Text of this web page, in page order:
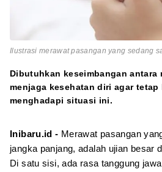
Ilustrasi merawat pasangan yang sedang
Dibutuhkan keseimbangan antara
menjaga kesehatan diri agar tetap
menghadapi situasi ini.
Inibaru.id - Merawat pasangan
jangka panjang, adalah ujian besar
Di satu sisi, ada rasa tanggung